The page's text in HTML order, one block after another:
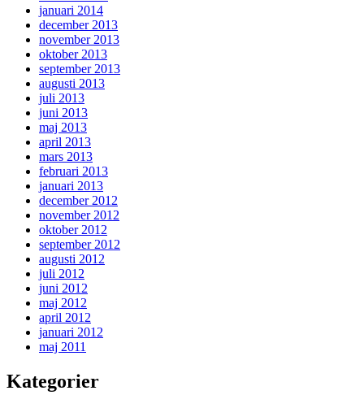
januari 2014
december 2013
november 2013
oktober 2013
september 2013
augusti 2013
juli 2013
juni 2013
maj 2013
april 2013
mars 2013
februari 2013
januari 2013
december 2012
november 2012
oktober 2012
september 2012
augusti 2012
juli 2012
juni 2012
maj 2012
april 2012
januari 2012
maj 2011
Kategorier